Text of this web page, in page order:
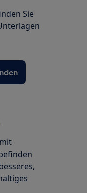
Sie